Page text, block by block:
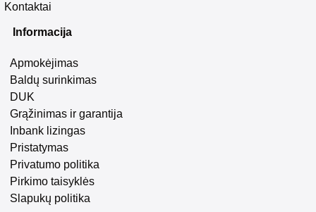
Kontaktai
Informacija
Apmokėjimas
Baldų surinkimas
DUK
Grąžinimas ir garantija
Inbank lizingas
Pristatymas
Privatumo politika
Pirkimo taisyklės
Slapukų politika